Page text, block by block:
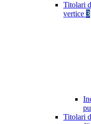
Titolari
vertice 3
Titolari